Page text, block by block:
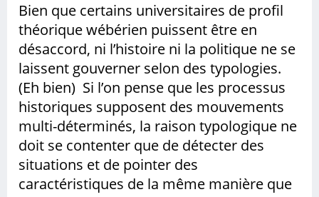
Bien que certains universitaires de profil
théorique wébérien puissent être en
désaccord, ni l’histoire ni la politique ne se
laissent gouverner selon des typologies.
(Eh bien) Si l’on pense que les processus
historiques supposent des mouvements
multi-déterminés, la raison typologique ne
doit se contenter que de détecter des
situations et de pointer des
caractéristiques de la même manière que